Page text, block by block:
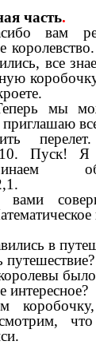
часть.
вам
все
мы
Пуск!
в
интересное?